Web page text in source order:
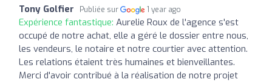
Tony Golfier Publiée sur 1 year ago
Expérience fantastique: Aurelie Roux de l'agence s'est
occupé de notre achat, elle a géré le dossier entre nous,
les vendeurs, le notaire et notre courtier avec attention.
Les relations étaient très humaines et bienveillantes.
Merci d'avoir contribué à la réalisation de notre projet